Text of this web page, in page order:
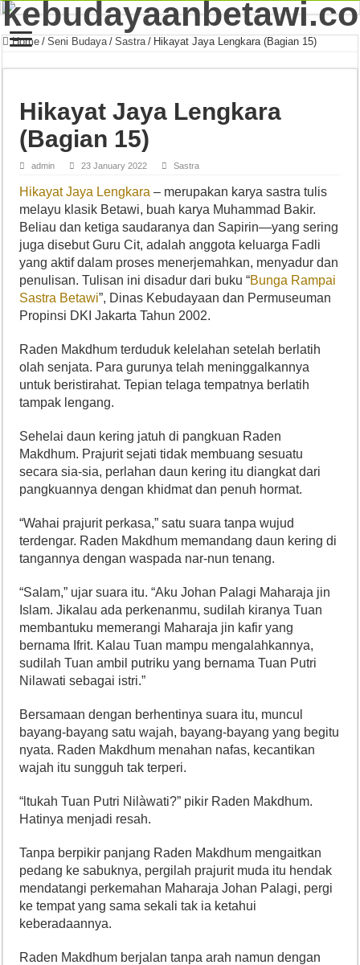
Home / Seni Budaya / Sastra / Hikayat Jaya Lengkara (Bagian 15)
Hikayat Jaya Lengkara
(Bagian 15)
admin 23 January 2022 Sastra
Hikayat Jaya Lengkara – merupakan karya sastra tulis
melayu klasik Betawi, buah karya Muhammad Bakir.
Beliau dan ketiga saudaranya dan Sapirin—yang sering
juga disebut Guru Cit, adalah anggota keluarga Fadli
yang aktif dalam proses menerjemahkan, menyadur dan
penulisan. Tulisan ini disadur dari buku “Bunga Rampai
Sastra Betawi”, Dinas Kebudayaan dan Permuseuman
Propinsi DKI Jakarta Tahun 2002.
Raden Makdhum terduduk kelelahan setelah berlatih
olah senjata. Para gurunya telah meninggalkannya
untuk beristirahat. Tepian telaga tempatnya berlatih
tampak lengang.
Sehelai daun kering jatuh di pangkuan Raden
Makdhum. Prajurit sejati tidak membuang sesuatu
secara sia-sia, perlahan daun kering itu diangkat dari
pangkuannya dengan khidmat dan penuh hormat.
“Wahai prajurit perkasa,” satu suara tanpa wujud
terdengar. Raden Makdhum memandang daun kering di
tangannya dengan waspada nar-nun tenang.
“Salam,” ujar suara itu. “Aku Johan Palagi Maharaja jin
Islam. Jikalau ada perkenanmu, sudilah kiranya Tuan
membantuku memerangi Maharaja jin kafir yang
bernama Ifrit. Kalau Tuan mampu mengalahkannya,
sudilah Tuan ambil putriku yang bernama Tuan Putri
Nilawati sebagai istri.”
Bersamaan dengan berhentinya suara itu, muncul
bayang-bayang satu wajah, bayang-bayang yang begitu
nyata. Raden Makdhum menahan nafas, kecantikan
wajah itu sungguh tak terperi.
“ltukah Tuan Putri Nilàwati?” pikir Raden Makdhum.
Hatinya menjadi resah.
Tanpa berpikir panjang Raden Makdhum mengaitkan
pedang ke sabuknya, pergilah prajurit muda itu hendak
mendatangi perkemahan Maharaja Johan Palagi, pergi
ke tempat yang sama sekali tak ia ketahui
keberadaannya.
Raden Makdhum berjalan tanpa arah namun dengan